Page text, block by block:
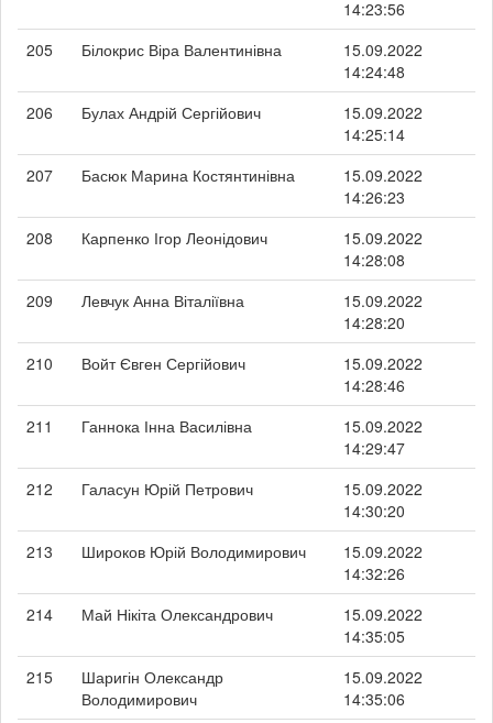
14:23:56
205
Білокрис Віра Валентинівна
15.09.2022
14:24:48
206
Булах Андрій Сергійович
15.09.2022
14:25:14
207
Басюк Марина Костянтинівна
15.09.2022
14:26:23
208
Карпенко Ігор Леонідович
15.09.2022
14:28:08
209
Левчук Анна Віталіївна
15.09.2022
14:28:20
210
Войт Євген Сергійович
15.09.2022
14:28:46
211
Ганнока Інна Василівна
15.09.2022
14:29:47
212
Галасун Юрій Петрович
15.09.2022
14:30:20
213
Широков Юрій Володимирович
15.09.2022
14:32:26
214
Май Нікіта Олександрович
15.09.2022
14:35:05
215
Шаригін Олександр
Володимирович
15.09.2022
14:35:06